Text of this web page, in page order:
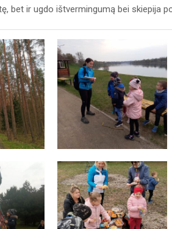
bet ir ugdo ištvermingumą bei skiepija